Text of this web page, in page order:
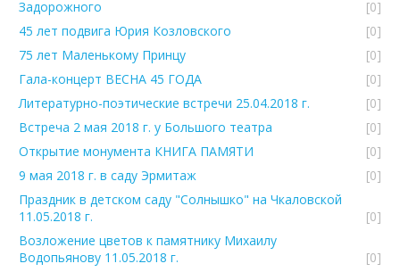
Задорожного
[0]
45 лет подвига Юрия Козловского
[0]
75 лет Маленькому Принцу
[0]
Гала-концерт ВЕСНА 45 ГОДА
[0]
Литературно-поэтические встречи 25.04.2018 г.
[0]
Встреча 2 мая 2018 г. у Большого театра
[0]
Открытие монумента КНИГА ПАМЯТИ
[0]
9 мая 2018 г. в саду Эрмитаж
[0]
Праздник в детском саду "Солнышко" на Чкаловской
11.05.2018 г.
[0]
Возложение цветов к памятнику Михаилу
Водопьянову 11.05.2018 г.
[0]